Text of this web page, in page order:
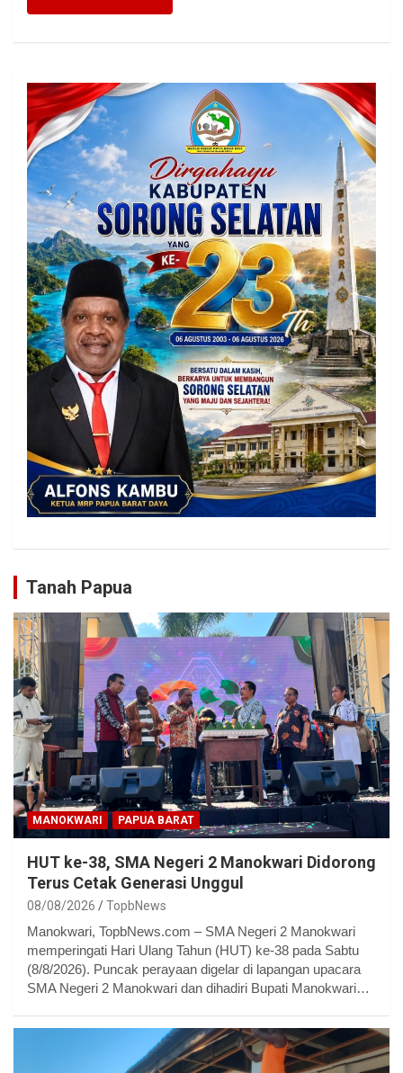
Tanah Papua
MANOKWARI PAPUA BARAT
HUT ke-38, SMA Negeri 2 Manokwari Didorong
Terus Cetak Generasi Unggul
08/08/2026 TopbNews
Manokwari, TopbNews.com – SMA Negeri 2 Manokwari
memperingati Hari Ulang Tahun (HUT) ke-38 pada Sabtu
(8/8/2026). Puncak perayaan digelar di lapangan upacara
SMA Negeri 2 Manokwari dan dihadiri Bupati Manokwari…